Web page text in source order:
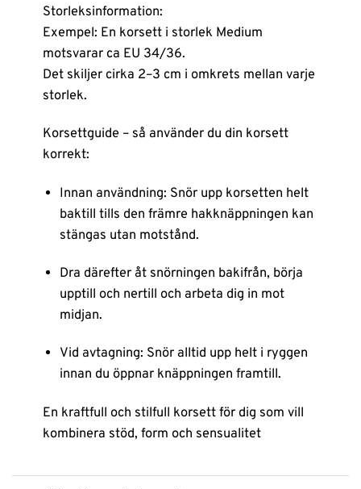
Storleksinformation:
Exempel: En korsett i storlek Medium
motsvarar ca EU 34/36.
Det skiljer cirka 2–3 cm i omkrets mellan varje
storlek.
Korsettguide – så använder du din korsett
korrekt:
Innan användning: Snör upp korsetten helt
baktill tills den främre hakknäppningen kan
stängas utan motstånd.
Dra därefter åt snörningen bakifrån, börja
upptill och nertill och arbeta dig in mot
midjan.
Vid avtagning: Snör alltid upp helt i ryggen
innan du öppnar knäppningen framtill.
En kraftfull och stilfull korsett för dig som vill
kombinera stöd, form och sensualitet